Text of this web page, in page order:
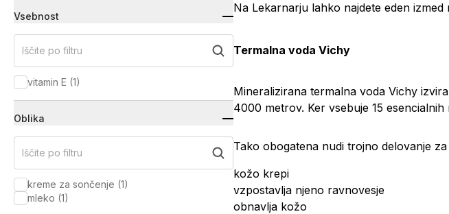
Vsebnost
Iščite po filtru
vitamin E (1)
Oblika
Iščite po filtru
kreme za sončenje (1)
mleko (1)
Na Lekarnarju lahko najdete eden izmed
Termalna voda Vichy
Mineralizirana termalna voda Vichy
4000 metrov. Ker vsebuje 15
Tako obogatena nudi trojno delovanje
kožo krepi
vzpostavlja njeno ravnovesje
obnavlja kožo